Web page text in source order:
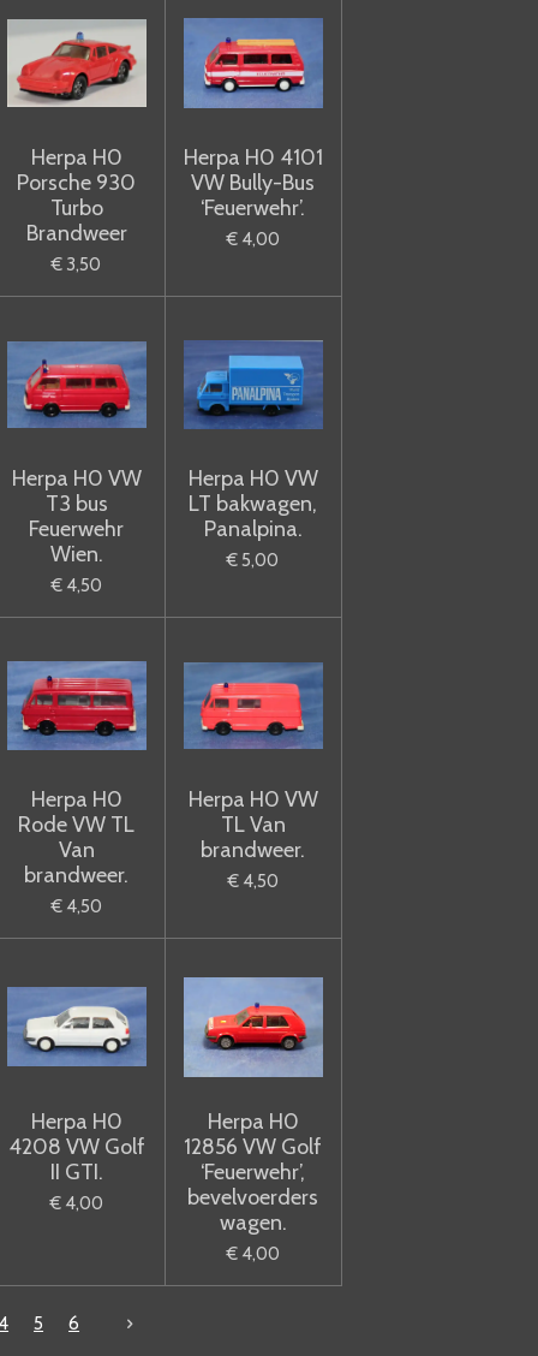
Herpa H0
Porsche 930
Turbo
Brandweer
€ 3,50
Herpa H0 4101
VW Bully-Bus
‘Feuerwehr’.
€ 4,00
Herpa H0 VW
T3 bus
Feuerwehr
Wien.
€ 4,50
Herpa H0 VW
LT bakwagen,
Panalpina.
€ 5,00
Herpa H0
Rode VW TL
Van
brandweer.
€ 4,50
Herpa H0 VW
TL Van
brandweer.
€ 4,50
Herpa H0
4208 VW Golf
II GTI.
€ 4,00
Herpa H0
12856 VW Golf
‘Feuerwehr’,
bevelvoerders
wagen.
€ 4,00
5 6